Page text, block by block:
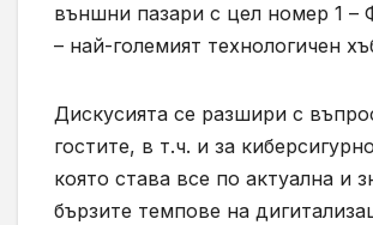
външни пазари с цел номер 1 –
– най-големият технологичен
Дискусията се разшири с
гостите, в т.ч. и за
която става все по актуална и
бързите темпове на